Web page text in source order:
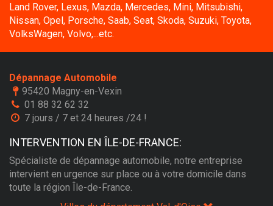
Land Rover, Lexus, Mazda, Mercedes, Mini, Mitsubishi,
Nissan, Opel, Porsche, Saab, Seat, Skoda, Suzuki, Toyota,
VolksWagen, Volvo,...etc.
Dépannage Automobile
95420 Magny-en-Vexin
01 88 32 62 32
7 jours / 7 et 24 heures /24 !
INTERVENTION EN ÎLE-DE-FRANCE:
Spécialiste de dépannage automobile, notre entreprise
intervient en urgence sur place ou à votre domicile dans
toute la région Île-de-France.